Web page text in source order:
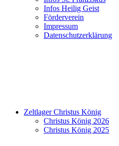
Infos Heilig Geist
Förderverein
Impressum
Datenschutzerklärung
Zeltlager Christus König
Christus König 2026
Christus König 2025